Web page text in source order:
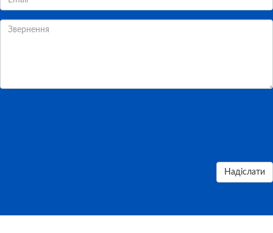
Надіслати